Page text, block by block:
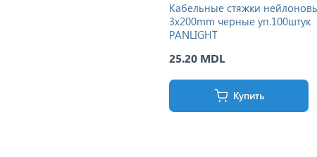
Кабельные стяжки
3x200mm черные уп.100штук
PANLIGHT
25.20 MDL
Купить